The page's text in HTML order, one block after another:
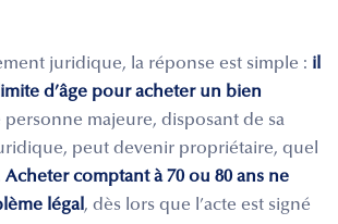
juridique, la réponse est simple : il
d’âge pour acheter un bien
personne majeure, disposant de sa
peut devenir propriétaire, quel
Acheter comptant à 70 ou 80 ans ne
légal, dès lors que l’acte est signé